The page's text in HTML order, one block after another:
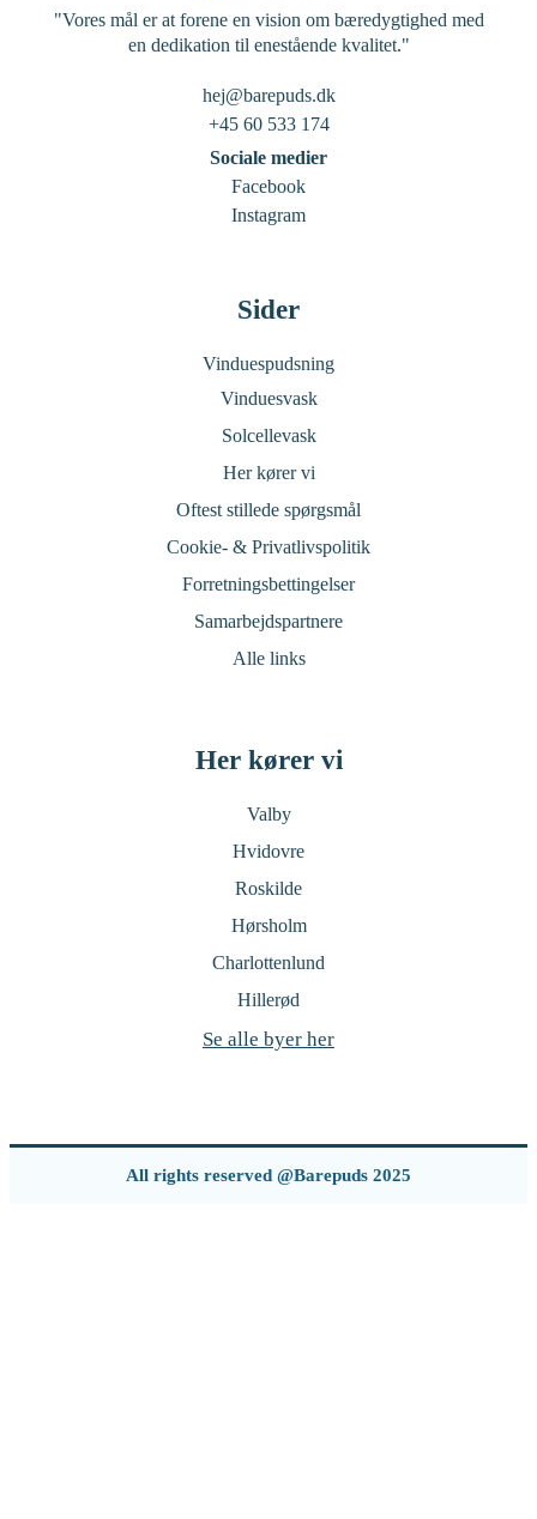
"Vores mål er at forene en vision om bæredygtighed med
en dedikation til enestående kvalitet."
hej@barepuds.dk
+45 60 533 174
Sociale medier
Facebook
Instagram
Sider
Vinduespudsning
Vinduesvask
Solcellevask
Her kører vi
Oftest stillede spørgsmål
Cookie- & Privatlivspolitik
Forretningsbettingelser
Samarbejdspartnere
Alle links
Her kører vi
Valby
Hvidovre
Roskilde
Hørsholm
Charlottenlund
Hillerød
Se alle byer her
All rights reserved @Barepuds 2025